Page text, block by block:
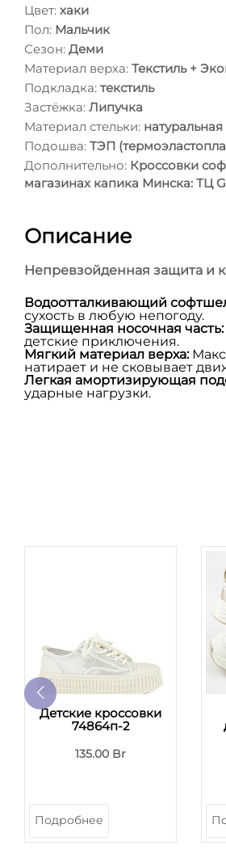
Цвет: хаки
Пол: Мальчик
Сезон: Деми
Материал верха: Текстиль +
Подкладка: текстиль
Застёжка: Липучка
Материал стельки:
Подошва: ТЭП
Дополнительно: Кроссовки
магазинах капика Минска: ТЦ
Описание
Непревзойденная защита и
Водоотталкивающий
сухость в любую непогоду.
Защищенная носочная часть:
детские приключения.
Мягкий материал верха:
натирает и не сковывает
Легкая амортизирующая
ударные нагрузки.
Детские кроссовки
74864п-2
135.00 Br
Подробнее